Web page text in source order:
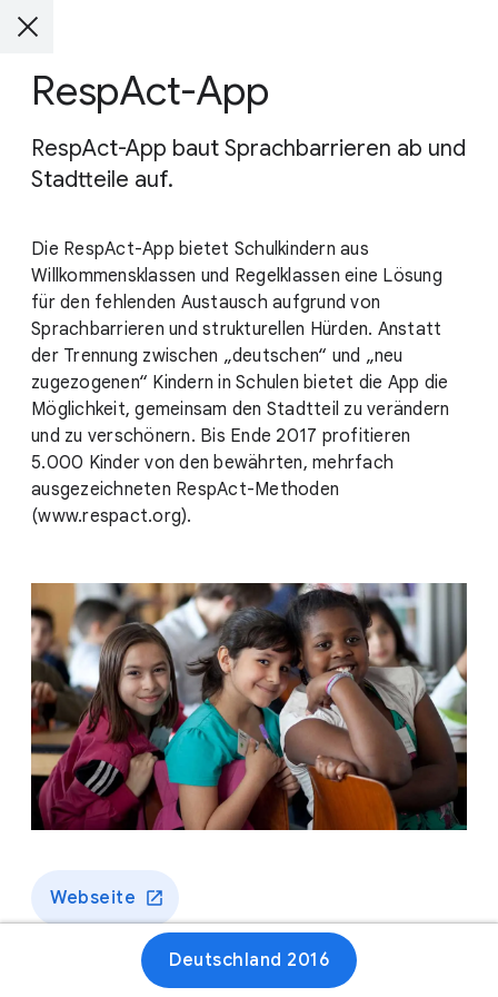
RespAct-App
RespAct-App baut Sprachbarrieren ab und
Stadtteile auf.
Die RespAct-App bietet Schulkindern aus
Willkommensklassen und Regelklassen eine Lösung
für den fehlenden Austausch aufgrund von
Sprachbarrieren und strukturellen Hürden. Anstatt
der Trennung zwischen „deutschen“ und „neu
zugezogenen“ Kindern in Schulen bietet die App die
Möglichkeit, gemeinsam den Stadtteil zu verändern
und zu verschönern. Bis Ende 2017 profitieren
5.000 Kinder von den bewährten, mehrfach
ausgezeichneten RespAct-Methoden
(www.respact.org).
Webseite
Deutschland 2016